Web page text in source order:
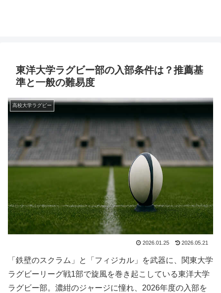
東洋大学ラグビー部の入部条件は？推薦基
準と一般の難易度
高校大学ラグビー
2026.01.25 2026.05.21
「鉄壁のスクラム」と「フィジカル」を武器に、関東大学
ラグビーリーグ戦1部で旋風を巻き起こしている東洋大学
ラグビー部。濃紺のジャージに憧れ、2026年度の入部を